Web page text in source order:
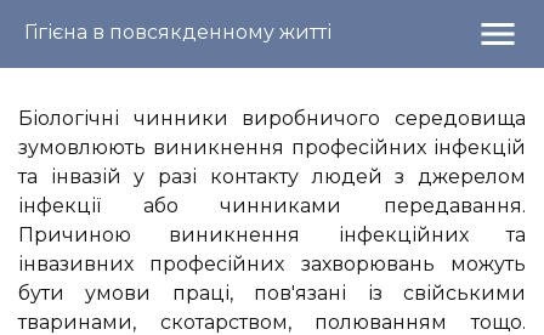
Гігієна в повсякденному житті menu
Біологічні чинники виробничого середовища
зумовлюють виникнення професійних інфекцій
та інвазій у разі контакту людей з джерелом
інфекції або чинниками передавання.
Причиною виникнення інфекційних та
інвазивних професійних захворювань можуть
бути умови праці, пов'язані із свійськими
тваринами, скотарством, полюванням тощо.